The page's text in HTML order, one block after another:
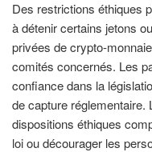
Des restrictions éthiques
à détenir certains jetons
privées de crypto-
comités concernés. Les
confiance dans la
de capture
dispositions éthiques
loi ou décourager les